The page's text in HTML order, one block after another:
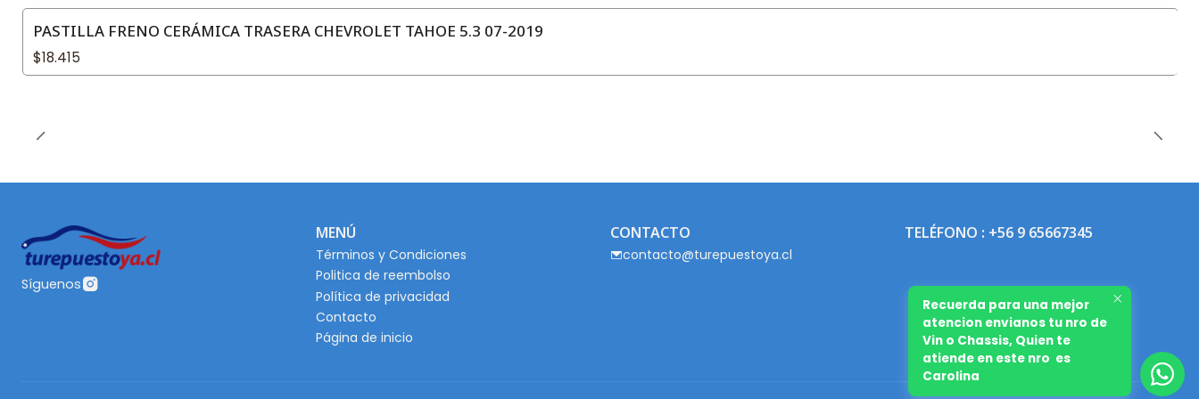
PASTILLA FRENO CERÁMICA TRASERA CHEVROLET TAHOE 5.3 07-2019
$18.415
Síguenos
MENÚ
Términos y Condiciones
Politica de reembolso
Política de privacidad
Contacto
Página de inicio
CONTACTO
contacto@turepuestoya.cl
TELÉFONO : +56 9 65667345
Recuerda para una mejor
atencion envianos tu nro de
Vin o Chassis, Quien te
atiende en este nro es
Carolina